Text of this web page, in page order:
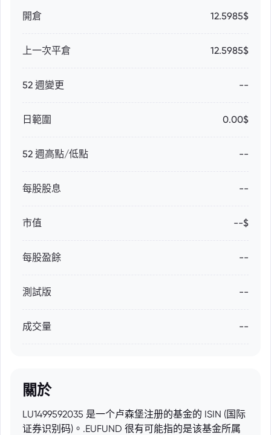
開倉 12.5985$
上一次平倉 12.5985$
52 週變更 --
日範圍 0.00$
52 週高點/低點 --
每股股息 --
市值 --$
每股盈餘 --
測試版 --
成交量 --
關於
LU1499592035 是一个卢森堡注册的基金的 ISIN (国际
证券识别码)。.EUFUND 很有可能指的是该基金所属